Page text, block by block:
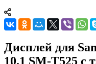
Дисплей для
10.1 SM-T525 c